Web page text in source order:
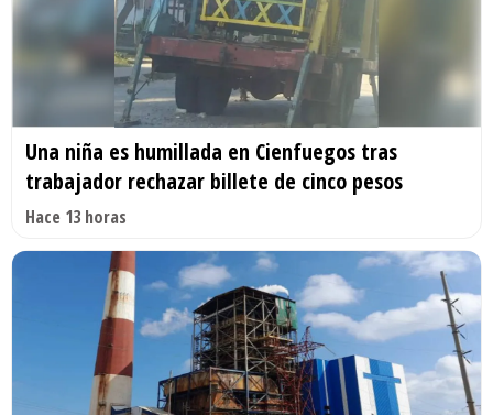
Una niña es humillada en Cienfuegos tras
trabajador rechazar billete de cinco pesos
Hace 13 horas